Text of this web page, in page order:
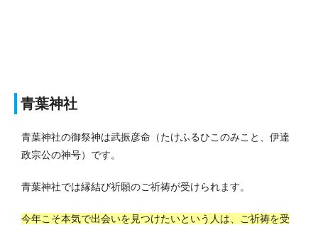
青葉神社
青葉神社の御祭神は武振彦命（たけふるひこのみこと、伊達
政宗公の神号）です。
青葉神社では縁結び祈願のご祈祷が受けられます。
今年こそ本気で出会いを見つけたいという人は、ご祈祷を受